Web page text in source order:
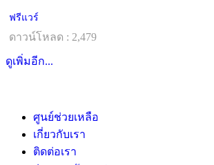
ฟรีแวร์
ดาวน์โหลด : 2,479
ดูเพิ่มอีก...
ศูนย์ช่วยเหลือ
เกี่ยวกับเรา
ติดต่อเรา